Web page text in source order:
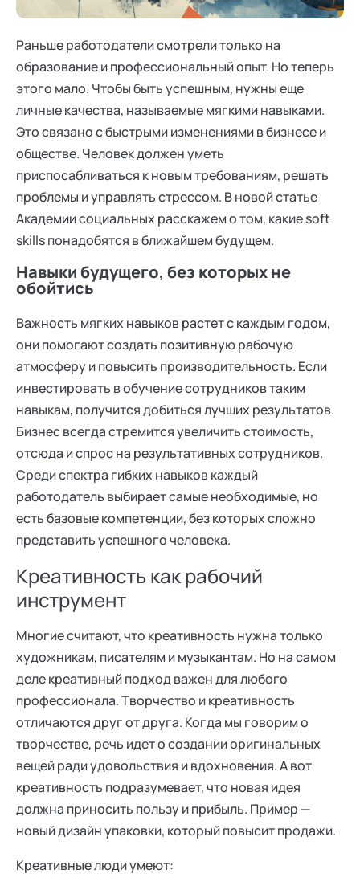
Раньше работодатели смотрели только на
образование и профессиональный опыт. Но теперь
этого мало. Чтобы быть успешным, нужны еще
личные качества, называемые мягкими навыками.
Это связано с быстрыми изменениями в бизнесе и
обществе. Человек должен уметь
приспосабливаться к новым требованиям, решать
проблемы и управлять стрессом. В новой статье
Академии социальных расскажем о том, какие soft
skills понадобятся в ближайшем будущем.
Навыки будущего, без которых не
обойтись
Важность мягких навыков растет c каждым годом,
они помогают создать позитивную рабочую
атмосферу и повысить производительность. Если
инвестировать в обучение сотрудников таким
навыкам, получится добиться лучших результатов.
Бизнес всегда стремится увеличить стоимость,
отсюда и спрос на результативных сотрудников.
Среди спектра гибких навыков каждый
работодатель выбирает самые необходимые, но
есть базовые компетенции, без которых сложно
представить успешного человека.
Креативность как рабочий
инструмент
Многие считают, что креативность нужна только
художникам, писателям и музыкантам. Но на самом
деле креативный подход важен для любого
профессионала. Творчество и креативность
отличаются друг от друга. Когда мы говорим о
творчестве, речь идет о создании оригинальных
вещей ради удовольствия и вдохновения. А вот
креативность подразумевает, что новая идея
должна приносить пользу и прибыль. Пример —
новый дизайн упаковки, который повысит продажи.
Креативные люди умеют:
Профессионалам
Поддержка